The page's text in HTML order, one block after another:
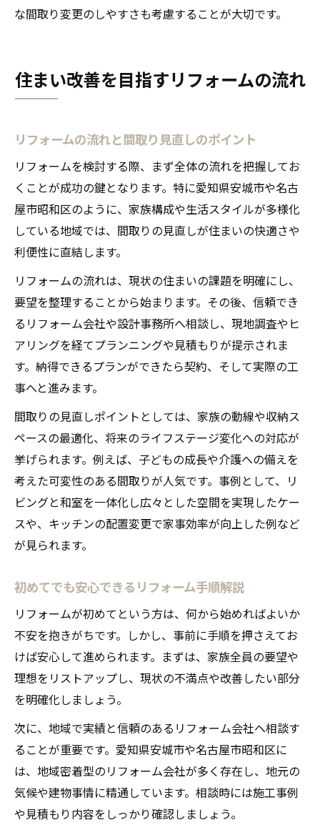
な間取り変更のしやすさも考慮することが大切です。
住まい改善を目指すリフォームの流れ
リフォームの流れと間取り見直しのポイント
リフォームを検討する際、まず全体の流れを把握してお
くことが成功の鍵となります。特に愛知県安城市や名古
屋市昭和区のように、家族構成や生活スタイルが多様化
している地域では、間取りの見直しが住まいの快適さや
利便性に直結します。
リフォームの流れは、現状の住まいの課題を明確にし、
要望を整理することから始まります。その後、信頼でき
るリフォーム会社や設計事務所へ相談し、現地調査やヒ
アリングを経てプランニングや見積もりが提示されま
す。納得できるプランができたら契約、そして実際の工
事へと進みます。
間取りの見直しポイントとしては、家族の動線や収納ス
ペースの最適化、将来のライフステージ変化への対応が
挙げられます。例えば、子どもの成長や介護への備えを
考えた可変性のある間取りが人気です。事例として、リ
ビングと和室を一体化し広々とした空間を実現したケー
スや、キッチンの配置変更で家事効率が向上した例など
が見られます。
初めてでも安心できるリフォーム手順解説
リフォームが初めてという方は、何から始めればよいか
不安を抱きがちです。しかし、事前に手順を押さえてお
けば安心して進められます。まずは、家族全員の要望や
理想をリストアップし、現状の不満点や改善したい部分
を明確化しましょう。
次に、地域で実績と信頼のあるリフォーム会社へ相談す
ることが重要です。愛知県安城市や名古屋市昭和区に
は、地域密着型のリフォーム会社が多く存在し、地元の
気候や建物事情に精通しています。相談時には施工事例
や見積もり内容をしっかり確認しましょう。